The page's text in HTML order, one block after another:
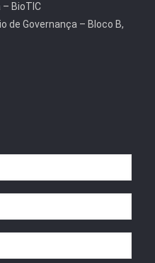
– BioTIC
de Governança – Bloco B,